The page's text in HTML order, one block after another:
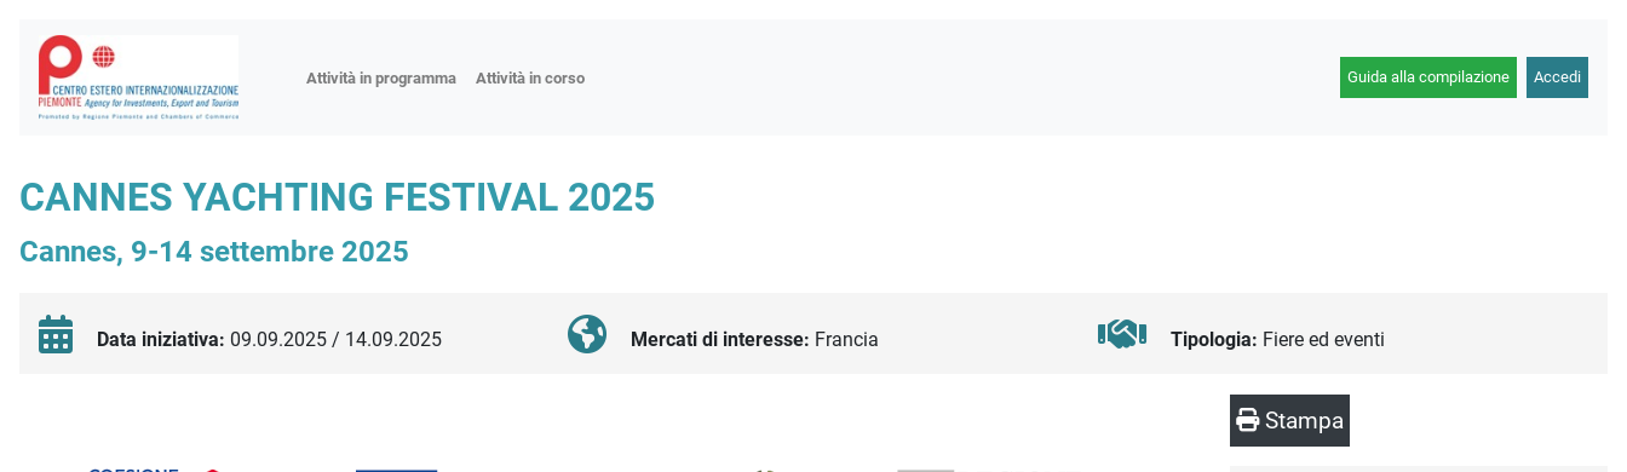
Attività in programma Attività in corso
Fiere
Workshop
Focus settoriali
Guida alla compilazione Accedi
CANNES YACHTING FESTIVAL 2025
Cannes, 9-14 settembre 2025
Data iniziativa: 09.09.2025 / 14.09.2025 Mercati di interesse: Francia Tipologia: Fiere ed eventi
Stampa